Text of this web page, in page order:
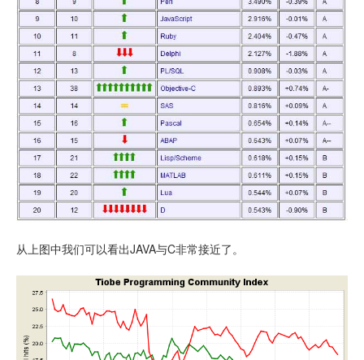
从上图中我们可以看出JAVA与C非常接近了。